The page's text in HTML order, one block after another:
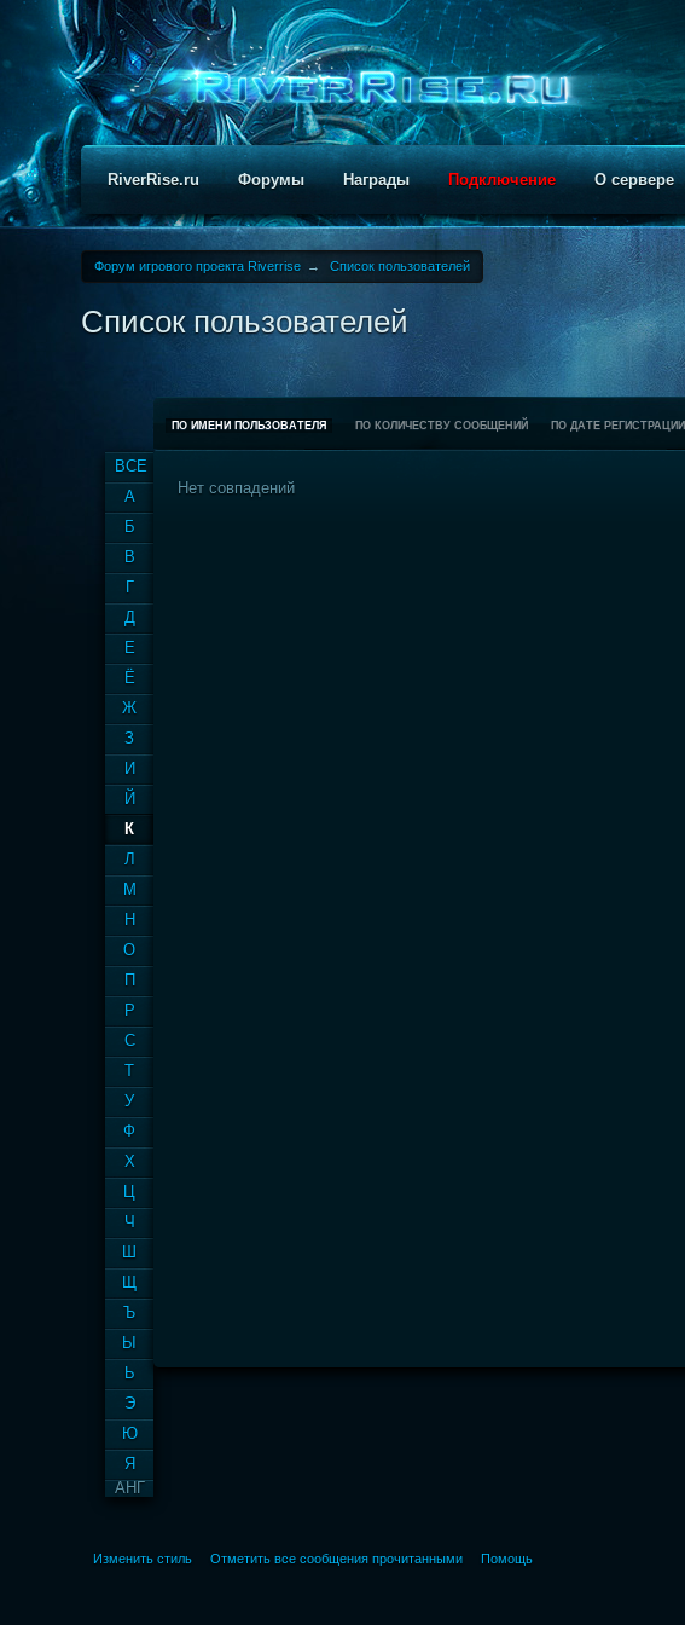
RiverRise.ru Форумы Награды Подключение О сервере
Форум игрового проекта Riverrise → Список пользователей
Список пользователей
ВСЕ
А
Б
В
Г
Д
Е
Ё
Ж
З
И
Й
К
Л
М
Н
О
П
Р
С
Т
У
Ф
Х
Ц
Ч
Ш
Щ
Ъ
Ы
Ь
Э
Ю
Я
АНГ
ПО ИМЕНИ ПОЛЬЗОВАТЕЛЯ ПО КОЛИЧЕСТВУ СООБЩЕНИЙ ПО ДАТЕ РЕГИСТРАЦИИ
Нет совпадений
Изменить стиль Отметить все сообщения прочитанными Помощь